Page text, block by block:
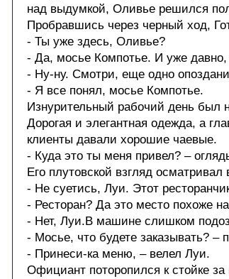
над выдумкой, Оливье решился
Пробравшись через черный ход,
- Ты уже здесь, Оливье?
- Да, мосье Компотье. И уже
- Ну-ну. Смотри, еще одно
- Я все понял, мосье Компотье.
Изнурительный рабочий день был
Дорогая и элегантная одежда, а
клиенты давали хорошие чаевые.
- Куда это ты меня привел? –
Его плутовской взгляд
- Не суетись, Луи. Этот
- Ресторан? Да это место похоже
- Нет, Луи.В машине слишком
- Мосье, что будете заказывать?
- Принеси-ка меню, – велел Луи.
Официант поторопился к стойке